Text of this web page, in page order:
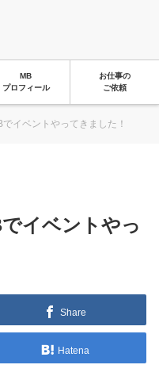
MB
プロフィール
お仕事の
ご依頼
イベントやってきました！
イベントやっ
Share
Hatena